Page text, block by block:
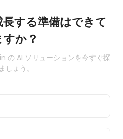
する準備はできて
か？
の AI ソリューションを今すぐ探
しょう。